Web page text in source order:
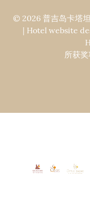
© 2026 普吉岛卡塔
| Hotel website
所获奖